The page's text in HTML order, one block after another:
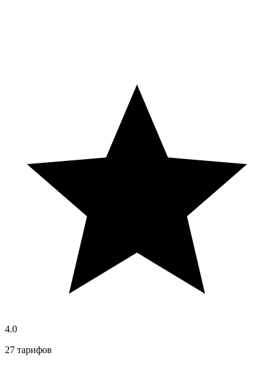
4.0
27 тарифов